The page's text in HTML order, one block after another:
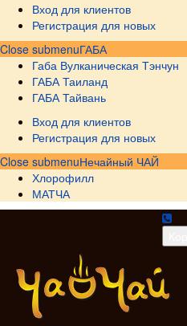
Вход для клиентов
Регистрация для новых
Close submenuГАБА
Габа Вулканическая Тэнчун
ГАБА Таиланд
ГАБА Тайвань
Вход для клиентов
Регистрация для новых
Close submenuНечайный ЧАЙ
Хлорофилл
МАТЧА